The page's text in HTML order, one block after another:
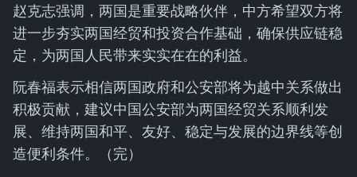
赵克志强调，两国是重要战略伙伴，中方希望双方将
进一步夯实两国经贸和投资合作基础，确保供应链稳
定，为两国人民带来实实在在的利益。
阮春福表示相信两国政府和公安部将为越中关系做出
积极贡献，建议中国公安部为两国经贸关系顺利发
展、维持两国和平、友好、稳定与发展的边界线等创
造便利条件。（完）